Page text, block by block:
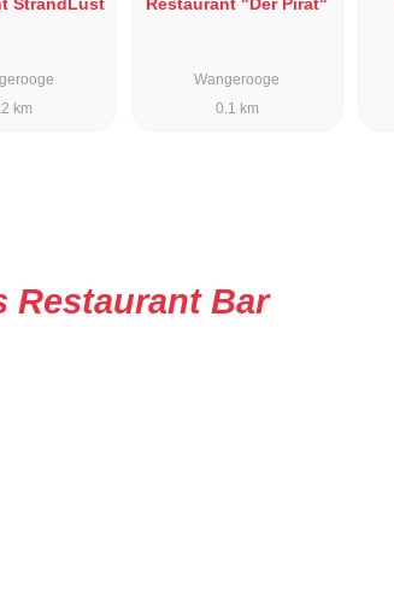
km
Wangerooge
0.1 km
Restaurant Bar